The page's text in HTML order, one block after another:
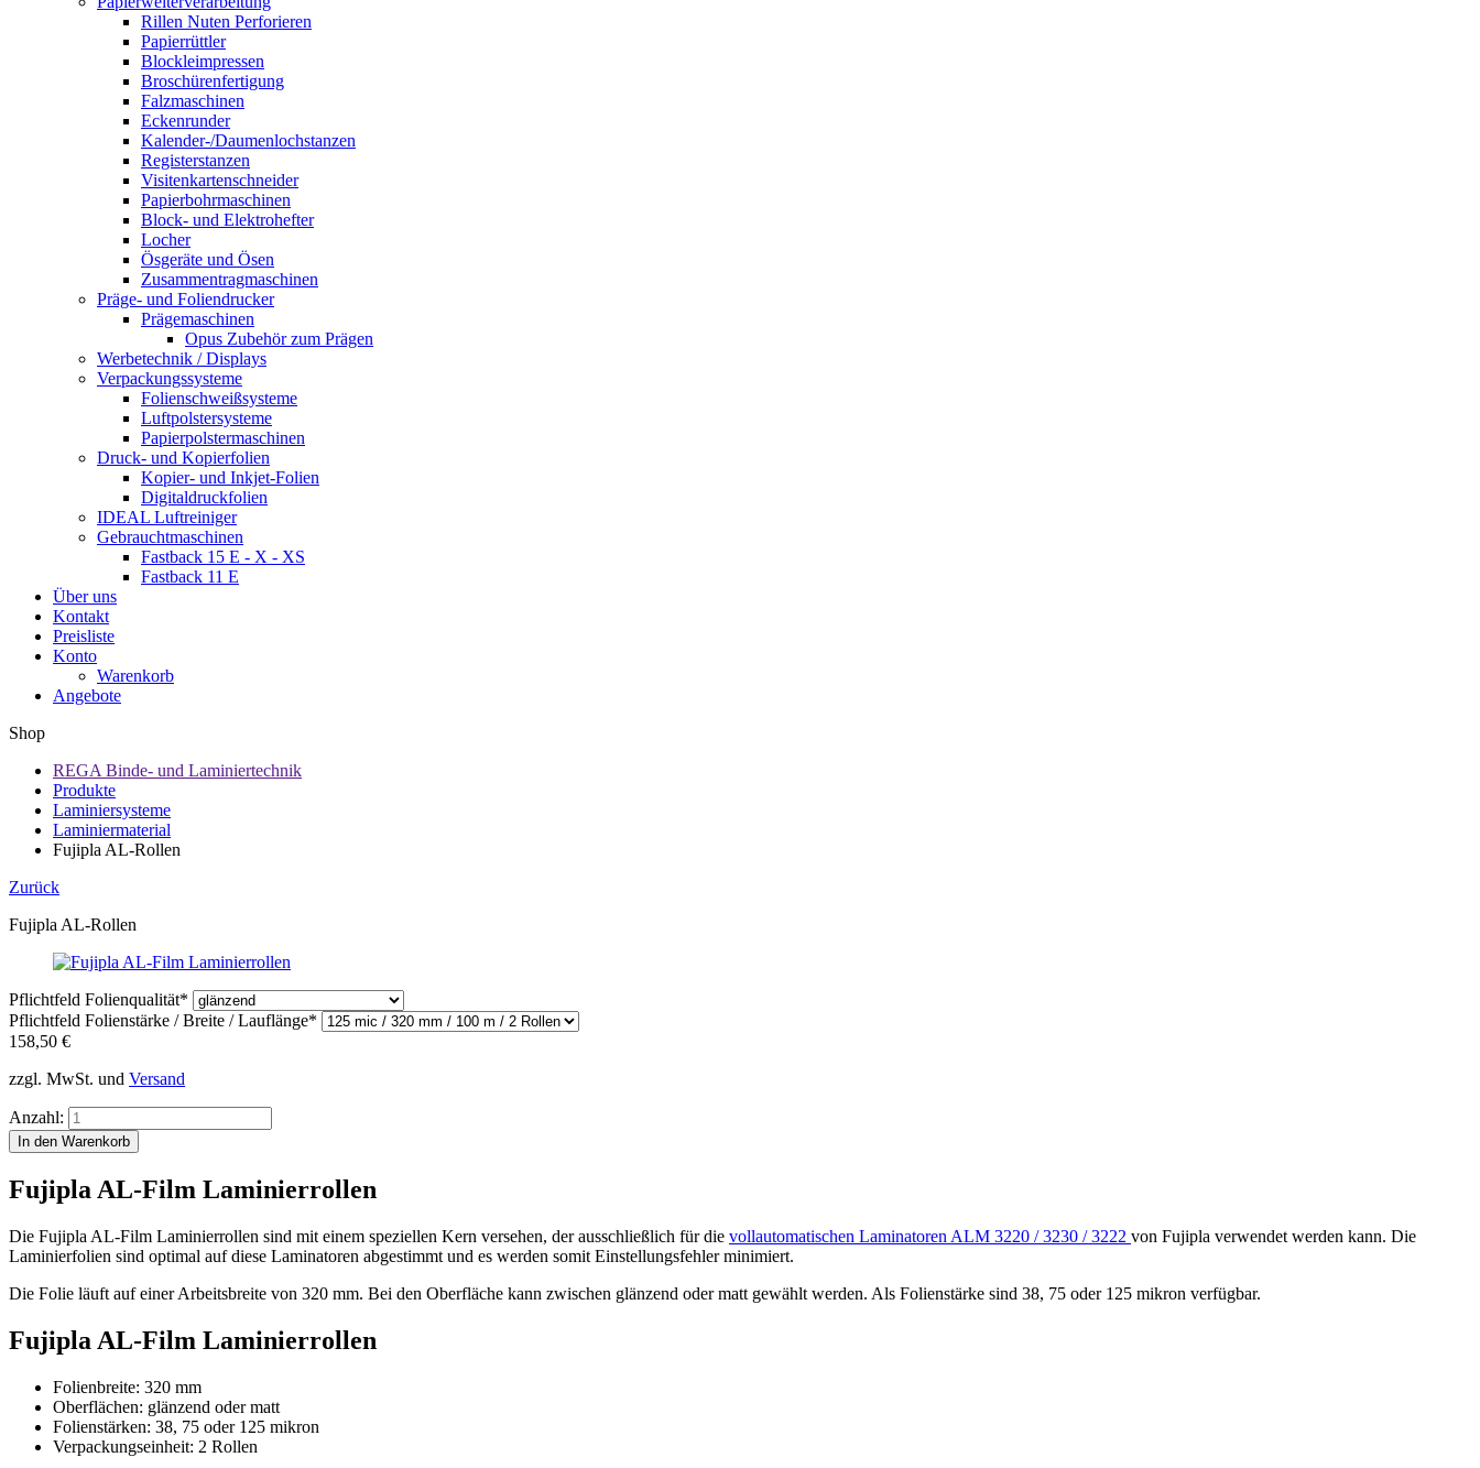
Rillen Nuten Perforieren
Papierrüttler
Blockleimpressen
Broschürenfertigung
Falzmaschinen
Eckenrunder
Kalender-/Daumenlochstanzen
Registerstanzen
Visitenkartenschneider
Papierbohrmaschinen
Block- und Elektrohefter
Locher
Ösgeräte und Ösen
Zusammentragmaschinen
Präge- und Foliendrucker
Prägemaschinen
Opus Zubehör zum Prägen
Werbetechnik / Displays
Verpackungssysteme
Folienschweißsysteme
Luftpolstersysteme
Papierpolstermaschinen
Druck- und Kopierfolien
Kopier- und Inkjet-Folien
Digitaldruckfolien
IDEAL Luftreiniger
Gebrauchtmaschinen
Fastback 15 E - X - XS
Fastback 11 E
Über uns
Kontakt
Preisliste
Konto
Warenkorb
Angebote
Shop
REGA Binde- und Laminiertechnik
Produkte
Laminiersysteme
Laminiermaterial
Fujipla AL-Rollen
Zurück
Fujipla AL-Rollen
Pflichtfeld Folienqualität*
Pflichtfeld Folienstärke / Breite / Lauflänge*
158,50 €
zzgl. MwSt. und Versand
Anzahl:
Fujipla AL-Film Laminierrollen
Die Fujipla AL-Film Laminierrollen sind mit einem speziellen Kern versehen, der ausschließlich für die vollautomatischen Laminatoren ALM 3220 / 3230 / 3222 von Fujipla verwendet werden kann. Die
Laminierfolien sind optimal auf diese Laminatoren abgestimmt und es werden somit Einstellungsfehler minimiert.
Die Folie läuft auf einer Arbeitsbreite von 320 mm. Bei den Oberfläche kann zwischen glänzend oder matt gewählt werden. Als Folienstärke sind 38, 75 oder 125 mikron verfügbar.
Fujipla AL-Film Laminierrollen
Folienbreite: 320 mm
Oberflächen: glänzend oder matt
Folienstärken: 38, 75 oder 125 mikron
Verpackungseinheit: 2 Rollen